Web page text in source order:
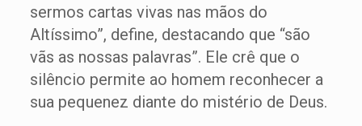
sermos cartas vivas nas mãos do
Altíssimo”, define, destacando que “são
vãs as nossas palavras”. Ele crê que o
silêncio permite ao homem reconhecer a
sua pequenez diante do mistério de Deus.